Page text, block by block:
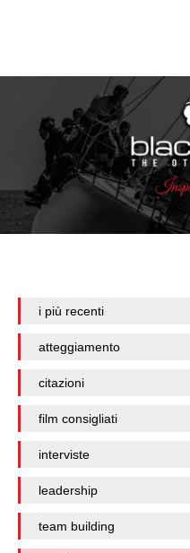
i più recenti
atteggiamento
citazioni
film consigliati
interviste
leadership
team building